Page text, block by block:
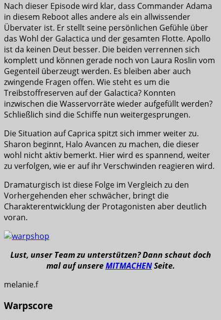
Nach dieser Episode wird klar, dass Commander Adama
in diesem Reboot alles andere als ein allwissender
Übervater ist. Er stellt seine persönlichen Gefühle über
das Wohl der Galactica und der gesamten Flotte. Apollo
ist da keinen Deut besser. Die beiden verrennen sich
komplett und können gerade noch von Laura Roslin vom
Gegenteil überzeugt werden. Es bleiben aber auch
zwingende Fragen offen. Wie steht es um die
Treibstoffreserven auf der Galactica? Konnten
inzwischen die Wasservorräte wieder aufgefüllt werden?
Schließlich sind die Schiffe nun weitergesprungen.
Die Situation auf Caprica spitzt sich immer weiter zu.
Sharon beginnt, Halo Avancen zu machen, die dieser
wohl nicht aktiv bemerkt. Hier wird es spannend, weiter
zu verfolgen, wie er auf ihr Verschwinden reagieren wird.
Dramaturgisch ist diese Folge im Vergleich zu den
Vorhergehenden eher schwächer, bringt die
Charakterentwicklung der Protagonisten aber deutlich
voran.
Lust, unser Team zu unterstützen? Dann schaut doch
mal auf unsereMITMACHENSeite.
melanie.f
Warpscore